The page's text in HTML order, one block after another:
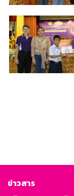
ข่าวสาร